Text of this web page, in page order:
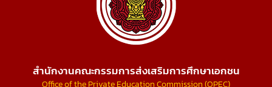
สำนักงานคณะกรรมการส่งเสริมการศึกษาเอกชน
Office of the Private Education Commission (OPEC)